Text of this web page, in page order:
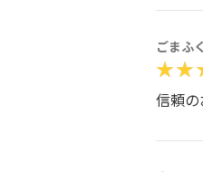
ごまふく
信頼